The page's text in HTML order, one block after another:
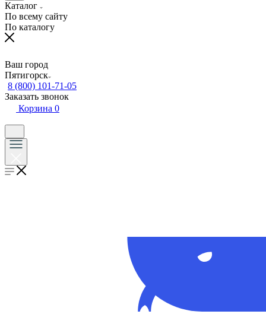
Каталог
По всему сайту
По каталогу
Ваш город
Пятигорск
8 (800) 101-71-05
Заказать звонок
Корзина 0